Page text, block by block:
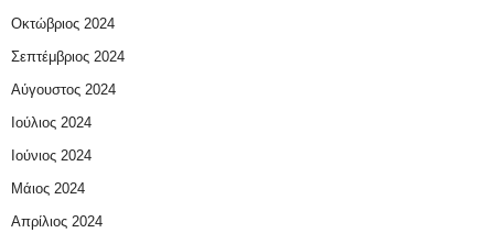
Οκτώβριος 2024
Σεπτέμβριος 2024
Αύγουστος 2024
Ιούλιος 2024
Ιούνιος 2024
Μάιος 2024
Απρίλιος 2024